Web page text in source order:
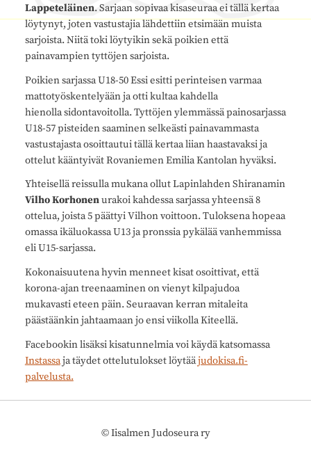
Lappeteläinen. Sarjaan sopivaa kisaseuraa ei tällä kertaa
löytynyt, joten vastustajia lähdettiin etsimään muista
sarjoista. Niitä toki löytyikin sekä poikien että
painavampien tyttöjen sarjoista.
Poikien sarjassa U18-50 Essi esitti perinteisen varmaa
mattotyöskentelyään ja otti kultaa kahdella
hienolla sidontavoitolla. Tyttöjen ylemmässä painosarjassa
U18-57 pisteiden saaminen selkeästi painavammasta
vastustajasta osoittautui tällä kertaa liian haastavaksi ja
ottelut kääntyivät Rovaniemen Emilia Kantolan hyväksi.
Yhteisellä reissulla mukana ollut Lapinlahden Shiranamin
Vilho Korhonenurakoi kahdessa sarjassa yhteensä 8
ottelua, joista 5 päättyi Vilhon voittoon. Tuloksena hopeaa
omassa ikäluokassa U13 ja pronssia pykälää vanhemmissa
eli U15-sarjassa.
Kokonaisuutena hyvin menneet kisat osoittivat, että
korona-ajan treenaaminen on vienyt kilpajudoa
mukavasti eteen päin. Seuraavan kerran mitaleita
päästäänkin jahtaamaan jo ensi viikolla Kiteellä.
Facebookin lisäksi kisatunnelmia voi käydä katsomassa
Instassaja täydet ottelutulokset löytääjudokisa.fi-
palvelusta.
©Iisalmen Judoseura ry